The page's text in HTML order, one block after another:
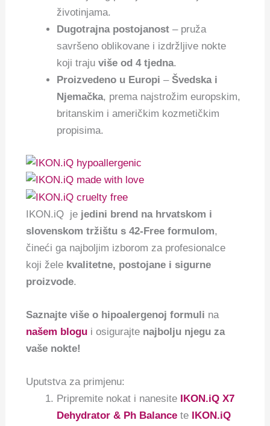
životinjama.
Dugotrajna postojanost – pruža
savršeno oblikovane i izdržljive nokte
koji trajuviše od 4 tjedna.
Proizvedeno u Europi –Švedska i
Njemačka, prema najstrožim europskim,
britanskim i američkim kozmetičkim
propisima.
IKON.iQ je jedini brend na hrvatskom i
slovenskom tržištu s 42-Free formulom,
čineći ga najboljim izborom za profesionalce
koji žele kvalitetne, postojane i sigurne
proizvode.
Saznajte više o hipoalergenoj formuli na
našem blogu i osigurajte najbolju njegu za
vaše nokte!
Uputstva za primjenu:
Pripremite nokat i nanesite IKON.iQ X7
Dehydrator & Ph Balance te IKON.iQ